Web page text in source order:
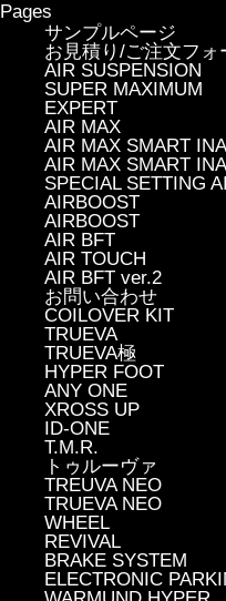
Pages
サンプルページ
お見積り/ご注文フォ
AIR SUSPENSION
SUPER MAXIMUM
EXPERT
AIR MAX
AIR MAX SMART
AIR MAX SMART
SPECIAL SETTING
AIRBOOST
AIRBOOST
AIR BFT
AIR TOUCH
AIR BFT ver.2
お問い合わせ
COILOVER KIT
TRUEVA
TRUEVA極
HYPER FOOT
ANY ONE
XROSS UP
ID-ONE
T.M.R.
トゥルーヴァ
TREUVA NEO
TRUEVA NEO
WHEEL
REVIVAL
BRAKE SYSTEM
ELECTRONIC